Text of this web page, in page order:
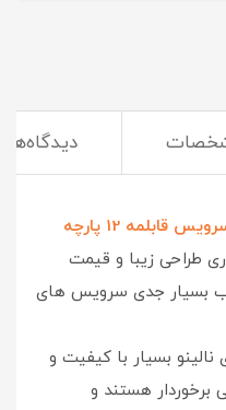
دیدگاه‌ها
سرویس قابلمه 12 پارچه
طراحی زیبا و قیمت
بسیار جدی سرویس های
بسیار با کیفیت و
هستند و